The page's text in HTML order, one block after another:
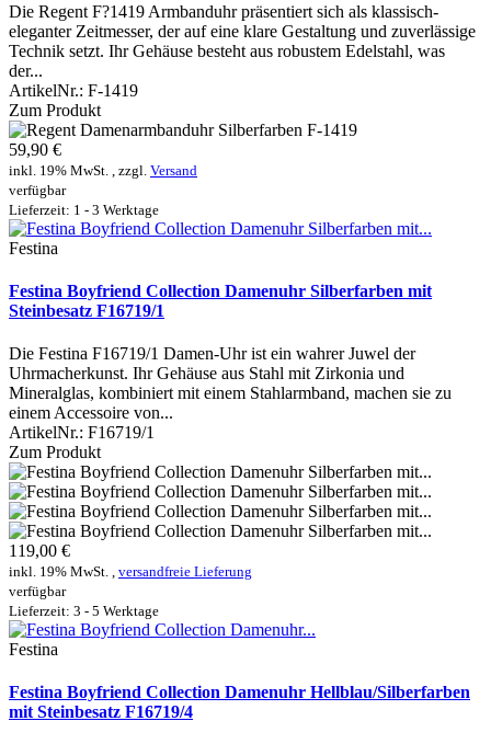
Die Regent F?1419 Armbanduhr präsentiert sich als klassisch-
eleganter Zeitmesser, der auf eine klare Gestaltung und zuverlässige
Technik setzt. Ihr Gehäuse besteht aus robustem Edelstahl, was
der...
ArtikelNr.: F-1419
Zum Produkt
59,90 €
inkl. 19% MwSt. , zzgl. Versand
verfügbar
Lieferzeit: 1 - 3 Werktage
Festina
Festina Boyfriend Collection Damenuhr Silberfarben mit
Steinbesatz F16719/1
Die Festina F16719/1 Damen-Uhr ist ein wahrer Juwel der
Uhrmacherkunst. Ihr Gehäuse aus Stahl mit Zirkonia und
Mineralglas, kombiniert mit einem Stahlarmband, machen sie zu
einem Accessoire von...
ArtikelNr.: F16719/1
Zum Produkt
119,00 €
inkl. 19% MwSt. , versandfreie Lieferung
verfügbar
Lieferzeit: 3 - 5 Werktage
Festina
Festina Boyfriend Collection Damenuhr Hellblau/Silberfarben
mit Steinbesatz F16719/4